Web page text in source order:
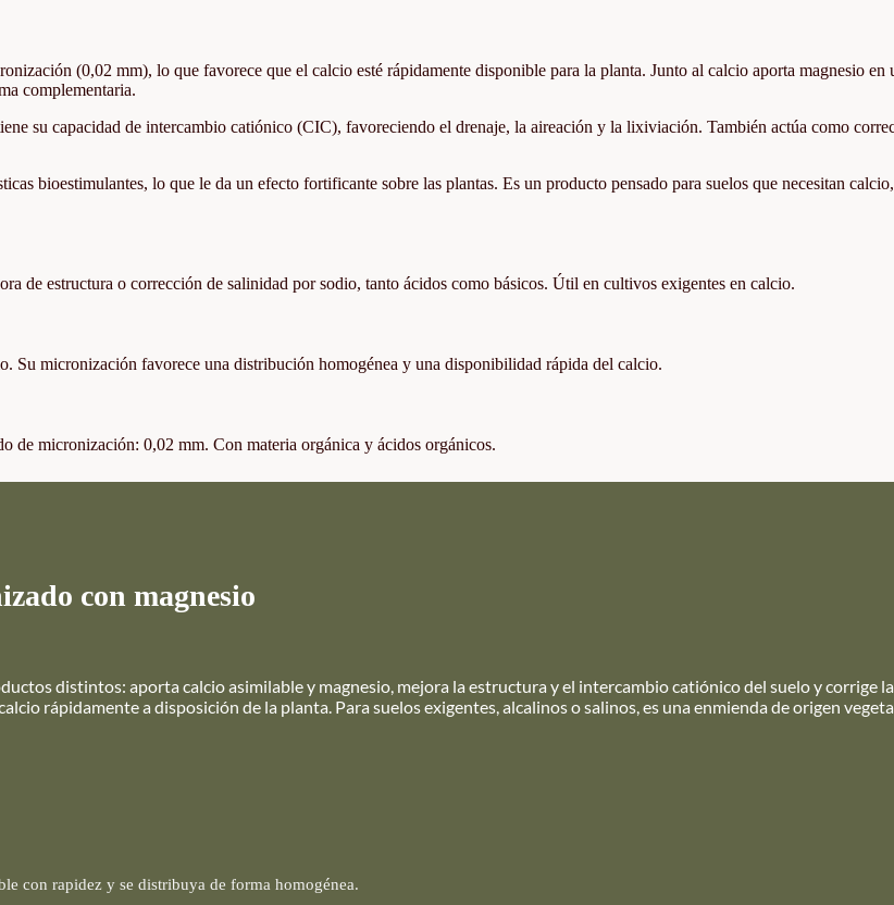
(0,02 mm), lo que favorece que el calcio esté rápidamente disponible para la planta. Junto al calcio aporta magnesio en
complementaria.
su capacidad de intercambio catiónico (CIC), favoreciendo el drenaje, la aireación y la lixiviación. También actúa como
bioestimulantes, lo que le da un efecto fortificante sobre las plantas. Es un producto pensado para suelos que necesitan
de estructura o corrección de salinidad por sodio, tanto ácidos como básicos. Útil en cultivos exigentes en calcio.
Su micronización favorece una distribución homogénea y una disponibilidad rápida del calcio.
de micronización: 0,02 mm. Con materia orgánica y ácidos orgánicos.
con magnesio
distintos: aporta calcio asimilable y magnesio, mejora la estructura y el intercambio catiónico del suelo y corrige
rápidamente a disposición de la planta. Para suelos exigentes, alcalinos o salinos, es una enmienda de origen
con rapidez y se distribuya de forma homogénea.